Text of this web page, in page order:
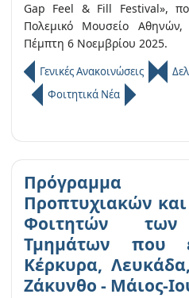
Gap Feel & Fill Festival»,
Πολεμικό Μουσείο
Πέμπτη 6 Νοεμβρίου 2025.
Γενικές Ανακοινώσεις
Φοιτητικά Νέα
Πρόγραμμα
Προπτυχιακών
Φοιτητών των
Τμημάτων που
Κέρκυρα,
Ζάκυνθο - Μάιος-